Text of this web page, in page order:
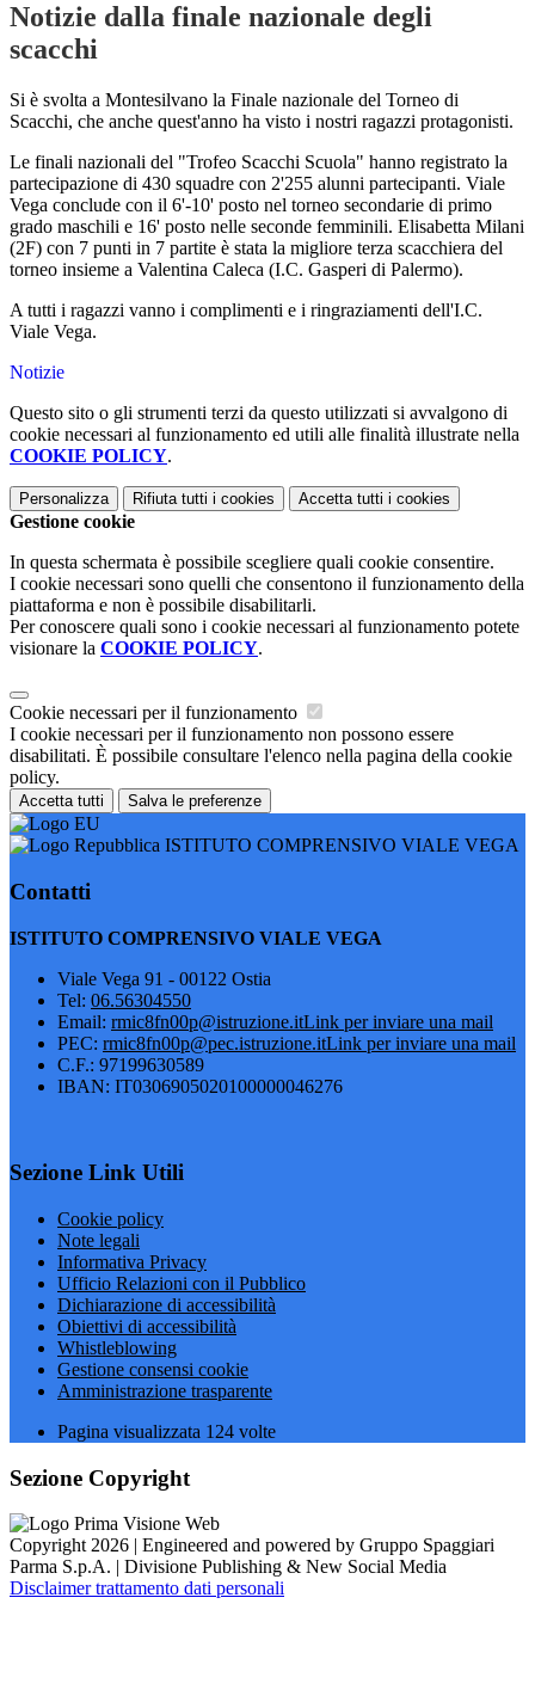
Notizie dalla finale nazionale degli
scacchi
Si è svolta a Montesilvano la Finale nazionale del Torneo di
Scacchi, che anche quest'anno ha visto i nostri ragazzi protagonisti.
Le finali nazionali del "Trofeo Scacchi Scuola" hanno registrato la
partecipazione di 430 squadre con 2'255 alunni partecipanti. Viale
Vega conclude con il 6'-10' posto nel torneo secondarie di primo
grado maschili e 16' posto nelle seconde femminili. Elisabetta Milani
(2F) con 7 punti in 7 partite è stata la migliore terza scacchiera del
torneo insieme a Valentina Caleca (I.C. Gasperi di Palermo).
A tutti i ragazzi vanno i complimenti e i ringraziamenti dell'I.C.
Viale Vega.
Notizie
Questo sito o gli strumenti terzi da questo utilizzati si avvalgono di
cookie necessari al funzionamento ed utili alle finalità illustrate nella
COOKIE POLICY.
Personalizza Rifiuta tutti i cookies Accetta tutti i cookies
Gestione cookie
In questa schermata è possibile scegliere quali cookie consentire.
I cookie necessari sono quelli che consentono il funzionamento della
piattaforma e non è possibile disabilitarli.
Per conoscere quali sono i cookie necessari al funzionamento potete
visionare la COOKIE POLICY.
Cookie necessari per il funzionamento
I cookie necessari per il funzionamento non possono essere
disabilitati. È possibile consultare l'elenco nella pagina della cookie
policy.
Accetta tutti Salva le preferenze
ISTITUTO COMPRENSIVO VIALE VEGA
Contatti
ISTITUTO COMPRENSIVO VIALE VEGA
Viale Vega 91 - 00122 Ostia
Tel: 06.56304550
Email: rmic8fn00p@istruzione.itLink per inviare una mail
PEC: rmic8fn00p@pec.istruzione.itLink per inviare una mail
C.F.: 97199630589
IBAN: IT0306905020100000046276
Sezione Link Utili
Cookie policy
Note legali
Informativa Privacy
Ufficio Relazioni con il Pubblico
Dichiarazione di accessibilità
Obiettivi di accessibilità
Whistleblowing
Gestione consensi cookie
Amministrazione trasparente
Pagina visualizzata 124 volte
Sezione Copyright
Copyright 2026 | Engineered and powered by Gruppo Spaggiari
Parma S.p.A. | Divisione Publishing & New Social Media
Disclaimer trattamento dati personali